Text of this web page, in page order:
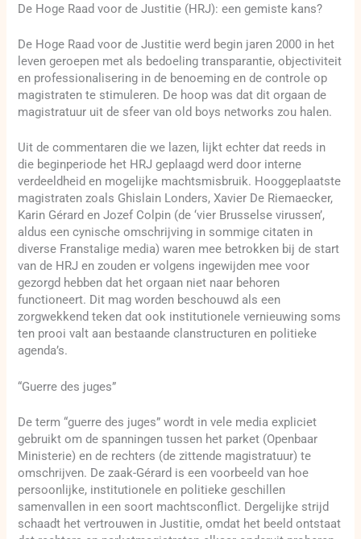
De Hoge Raad voor de Justitie (HRJ): een gemiste kans?
De Hoge Raad voor de Justitie werd begin jaren 2000 in het
leven geroepen met als bedoeling transparantie, objectiviteit
en professionalisering in de benoeming en de controle op
magistraten te stimuleren. De hoop was dat dit orgaan de
magistratuur uit de sfeer van old boys networks zou halen.
Uit de commentaren die we lazen, lijkt echter dat reeds in
die beginperiode het HRJ geplaagd werd door interne
verdeeldheid en mogelijke machtsmisbruik. Hooggeplaatste
magistraten zoals Ghislain Londers, Xavier De Riemaecker,
Karin Gérard en Jozef Colpin (de ‘vier Brusselse virussen’,
aldus een cynische omschrijving in sommige citaten in
diverse Franstalige media) waren mee betrokken bij de start
van de HRJ en zouden er volgens ingewijden mee voor
gezorgd hebben dat het orgaan niet naar behoren
functioneert. Dit mag worden beschouwd als een
zorgwekkend teken dat ook institutionele vernieuwing soms
ten prooi valt aan bestaande clanstructuren en politieke
agenda’s.
“Guerre des juges”
De term “guerre des juges” wordt in vele media expliciet
gebruikt om de spanningen tussen het parket (Openbaar
Ministerie) en de rechters (de zittende magistratuur) te
omschrijven. De zaak-Gérard is een voorbeeld van hoe
persoonlijke, institutionele en politieke geschillen
samenvallen in een soort machtsconflict. Dergelijke strijd
schaadt het vertrouwen in Justitie, omdat het beeld ontstaat